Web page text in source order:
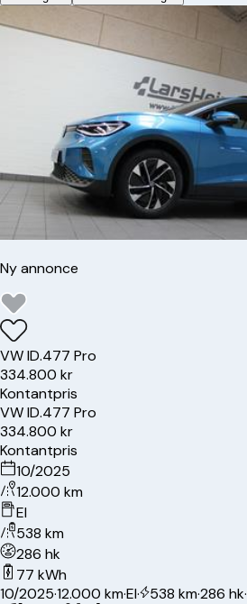
Ny annonce
VWID.477 Pro
334.800 kr
Kontantpris
VWID.477 Pro
334.800 kr
Kontantpris
10/2025
12.000 km
El
538 km
286 hk
77 kWh
10/2025·12.000 km·El· 538 km·286 hk·